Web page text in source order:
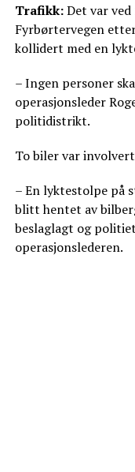
Trafikk:Det var
Fyrbørtervegen
kollidert med en
– Ingen personer
operasjonsleder
politidistrikt.
To biler var
– En lyktestolpe på
blitt hentet av
beslaglagt og
operasjonslederen.